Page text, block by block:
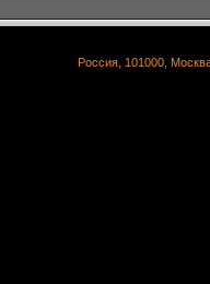
Россия, 101000,